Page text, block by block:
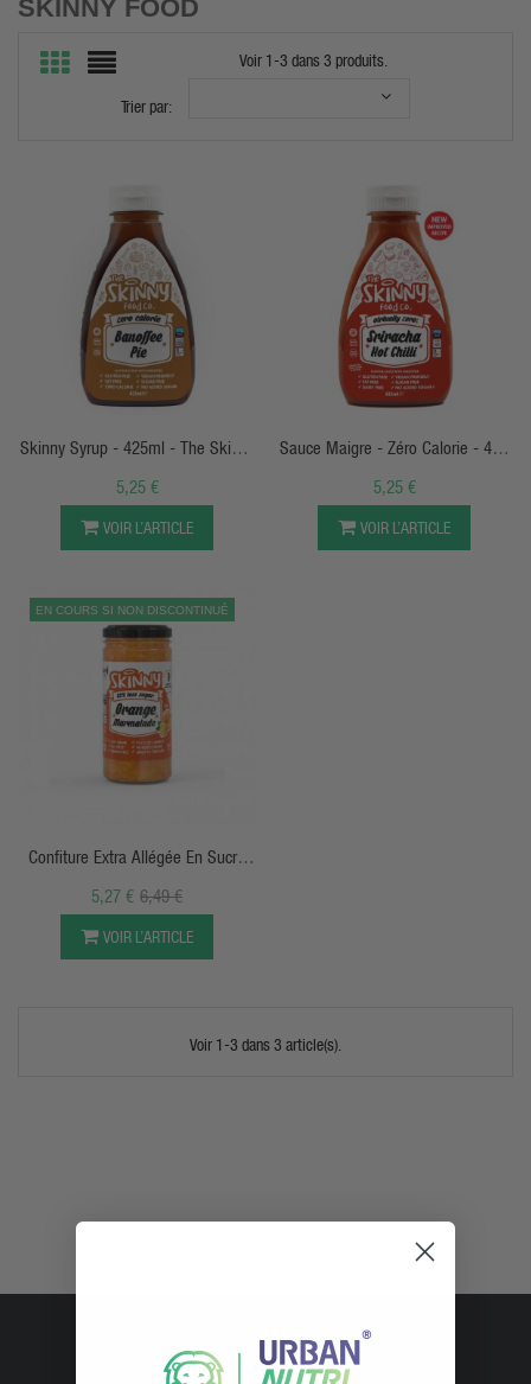
SKINNY FOOD
Voir 1-3 dans 3 produits.
Trier par:
APERÇU RAPIDE
Skinny Syrup - 425ml - The Skinny
Food Co
5,25 €
VOIR L’ARTICLE
APERÇU RAPIDE
Sauce Maigre - Zéro Calorie - 425
Ml - The Skinny Food Co
5,25 €
VOIR L’ARTICLE
EN COURS SI NON DISCONTINUÉ
Confiture Extra Allégée En Sucre
(260g) - Skinny Food
6,49 €
5,27 €
VOIR L’ARTICLE
Voir 1-3 dans 3 article(s).